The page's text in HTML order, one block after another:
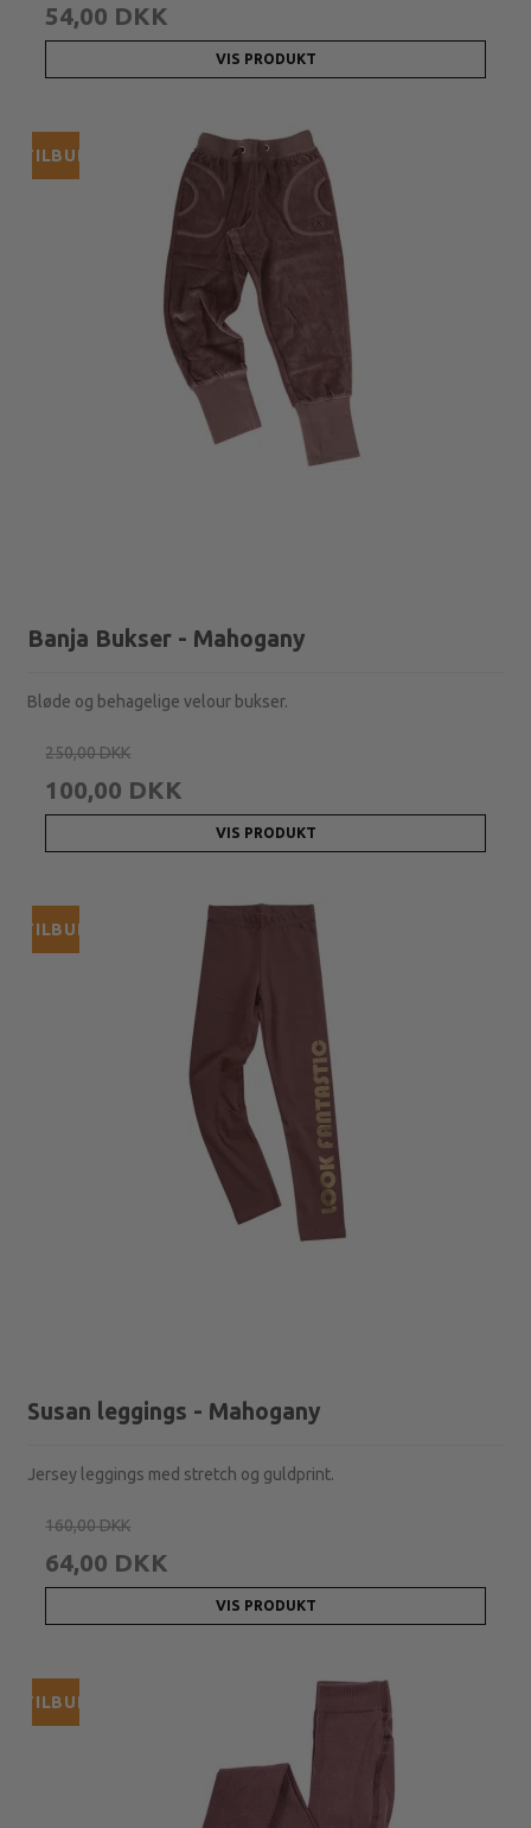
54,00 DKK
VIS PRODUKT
TILBUD
Banja Bukser - Mahogany
Bløde og behagelige velour bukser.
250,00 DKK
100,00 DKK
VIS PRODUKT
TILBUD
Susan leggings - Mahogany
Jersey leggings med stretch og guldprint.
160,00 DKK
64,00 DKK
VIS PRODUKT
TILBUD